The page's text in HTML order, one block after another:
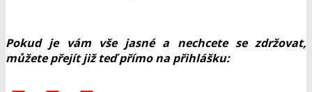
Pokud je vám vše jasné a nechcete se zdržovat,
můžete přejít již teď přímo na přihlášku: